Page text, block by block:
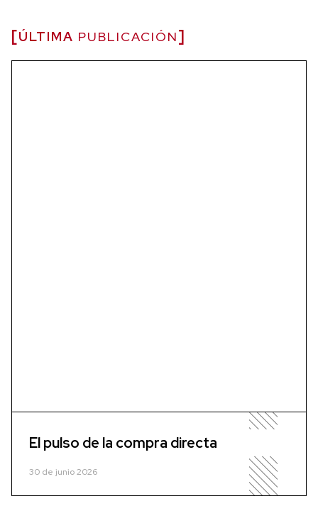
ÚLTIMA PUBLICACIÓN
El pulso de la compra directa
30 de junio 2026